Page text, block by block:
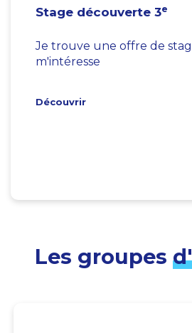
Stage découverte 3e
Je trouve une offre de
m'intéresse
Découvrir
Les groupes